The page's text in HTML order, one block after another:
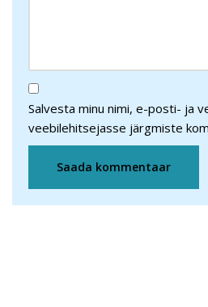
Salvesta minu nimi, e-posti- ja
veebilehitsejasse järgmiste